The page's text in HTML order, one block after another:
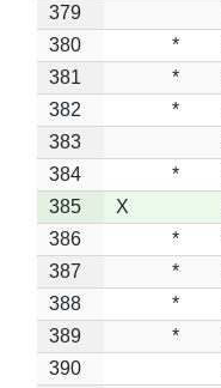
379
380
*
381
*
382
*
383
384
*
385
X
386
*
387
*
388
*
389
*
390